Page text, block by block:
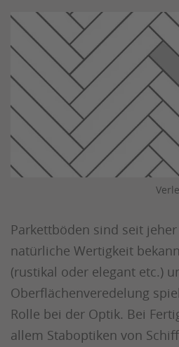
Parkettböden sind seit
natürliche Wertigkeit
(rustikal oder elegant etc.)
Oberflächenveredelung
Rolle bei der Optik. Bei
allem Staboptiken von